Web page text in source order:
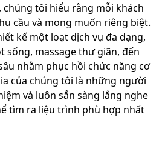
chúng tôi hiểu rằng mỗi khách
cầu và mong muốn riêng biệt.
kế một loạt dịch vụ đa dạng,
sống, massage thư giãn, đến
nhằm phục hồi chức năng cơ
của chúng tôi là những người
và luôn sẵn sàng lắng nghe
tìm ra liệu trình phù hợp nhất